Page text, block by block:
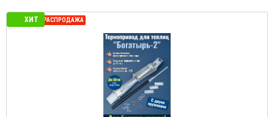
ХИТ
СЕЗОННАЯ РАСПРОДАЖА